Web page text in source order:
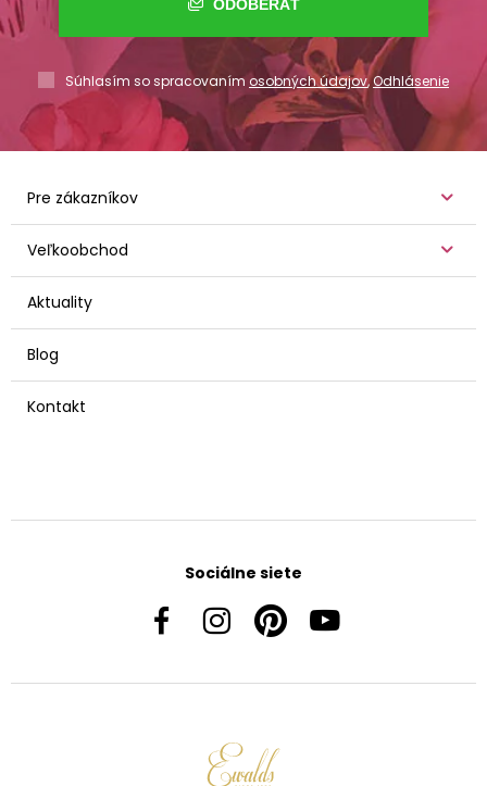
ODOBERAŤ
Súhlasím so spracovaním osobných údajov,Odhlásenie
Pre zákazníkov
Veľkoobchod
Aktuality
Blog
Kontakt
Sociálne siete